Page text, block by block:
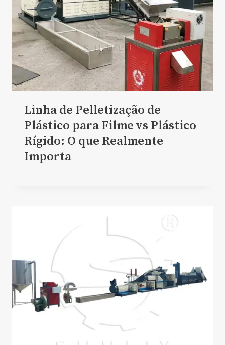
Linha de Pelletização de
Plástico para Filme vs Plástico
Rígido: O que Realmente
Importa